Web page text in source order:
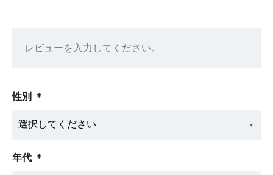
レビューを入力してください。
性別 ＊
年代 ＊